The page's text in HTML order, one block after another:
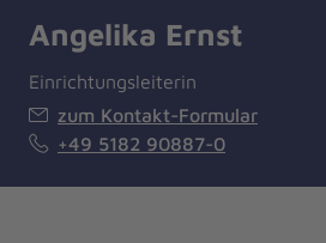
Angelika Ernst
Einrichtungsleiterin
zum Kontakt-Formular
+49 5182 90887-0